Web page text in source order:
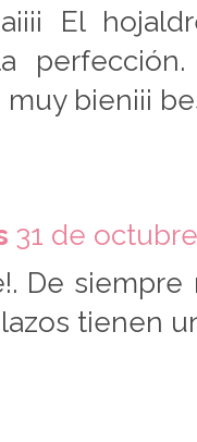
El
bien¡¡¡
31 de
De
tienen